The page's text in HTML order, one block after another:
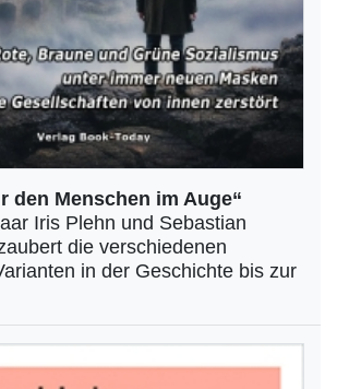
den Menschen im Auge“
Iris Plehn und Sebastian
die verschiedenen
in der Geschichte bis zur